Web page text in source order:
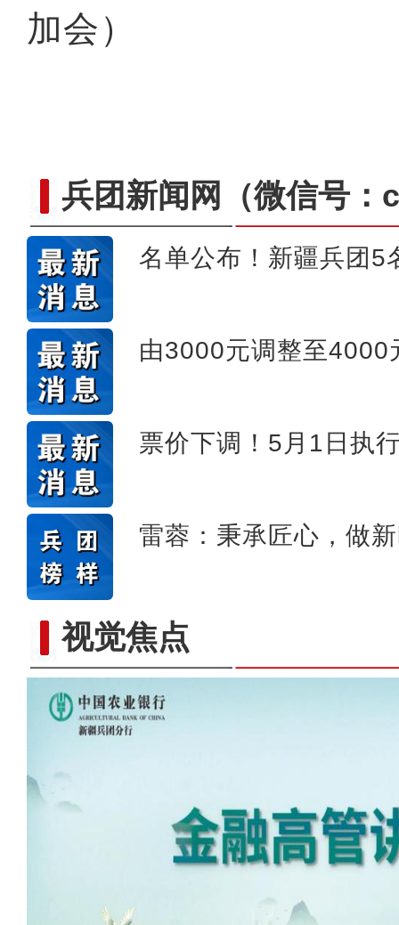
加会）
兵团新闻网 （微信号
名单公布！新疆兵团5
由3000元调整至4000
票价下调！5月1日执
雷蓉：秉承匠心，做
视觉焦点